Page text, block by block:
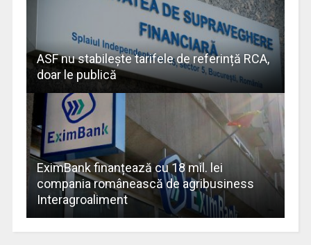
ASF nu stabilește tarifele de referință RCA,
doar le publică
EximBank finanțează cu 18 mil. lei
compania românească de agribusiness
Interagroaliment